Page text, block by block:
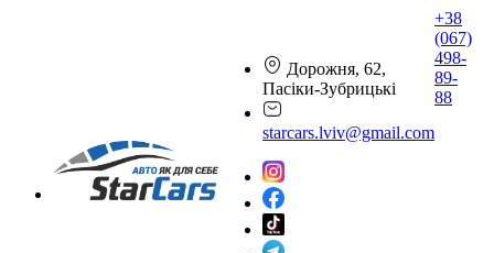
Дорожня, 62,
Пасіки-Зубрицькі
starcars.lviv@gmail.com
+38
(067)
498-
89-
88